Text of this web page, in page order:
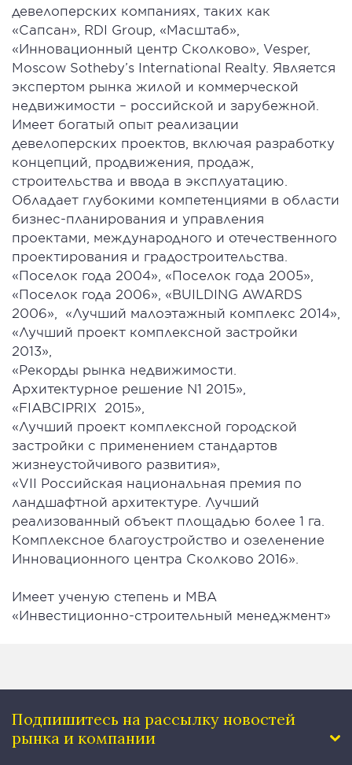
девелоперских компаниях, таких как
«Сапсан», RDI Group, «Масштаб»,
«Инновационный центр Сколково», Vesper,
Moscow Sotheby’s International Realty. Является
экспертом рынка жилой и коммерческой
недвижимости – российской и зарубежной.
Имеет богатый опыт реализации
девелоперских проектов, включая разработку
концепций, продвижения, продаж,
строительства и ввода в эксплуатацию.
Обладает глубокими компетенциями в области
бизнес-планирования и управления
проектами, международного и отечественного
проектирования и градостроительства.
«Поселок года 2004», «Поселок года 2005»,
«Поселок года 2006», «BUILDING AWARDS
2006», «Лучший малоэтажный комплекс 2014»,
«Лучший проект комплексной застройки
2013»,
«Рекорды рынка недвижимости.
Архитектурное решение N1 2015»,
«FIABCIPRIX 2015»,
«Лучший проект комплексной городской
застройки с применением стандартов
жизнеустойчивого развития»,
«VII Российская национальная премия по
ландшафтной архитектуре. Лучший
реализованный объект площадью более 1 га.
Комплексное благоустройство и озеленение
Инновационного центра Сколково 2016».
Имеет ученую степень и MBA
«Инвестиционно-строительный менеджмент»
Подпишитесь на рассылку новостей
рынка и компании